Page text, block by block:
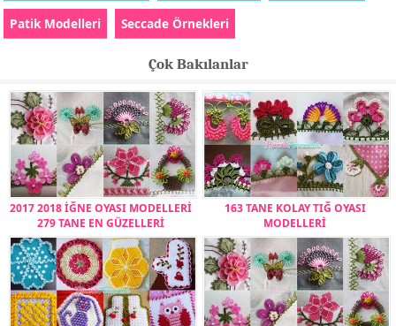
Patik Modelleri Seccade Örnekleri
Çok Bakılanlar
2017 2018 İĞNE OYASI MODELLERİ
279 TANE EN GÜZELLERİ
163 TANE KOLAY TIĞ OYASI
MODELLERİ